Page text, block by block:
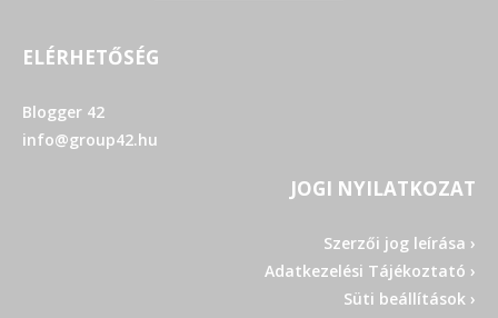
ELÉRHETŐSÉG
Blogger 42
info@group42.hu
JOGI NYILATKOZAT
Szerzői jog leírása ›
Adatkezelési Tájékoztató ›
Süti beállítások ›